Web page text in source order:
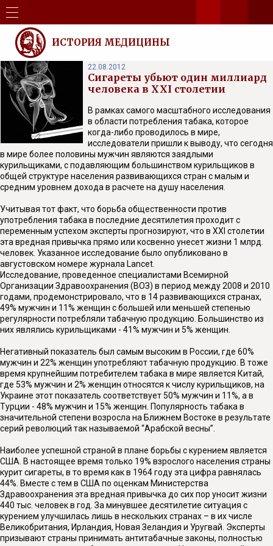
ИСТОРИЯ МЕДИЦИНЫ
22.08.2012
Сигареты убьют один миллиард
человека в XXI столетии
В рамках самого масштабного исследования
в области потребления табака, которое
когда-либо проводилось в мире,
исследователи пришли к выводу, что сегодня
в мире более половины мужчин являются заядлыми
курильщиками, с подавляющим большинством курильщиков в
общей структуре населения развивающихся стран с малым и
средним уровнем дохода в расчете на душу населения.
Учитывая тот факт, что борьба общественности против
употребления табака в последние десятилетия проходит с
переменным успехом эксперты прогнозируют, что в XXI столетии
эта вредная привычка прямо или косвенно унесет жизни 1 млрд.
человек. Указанное исследование было опубликовано в
августовском номере журнала Lancet.
Исследование, проведенное специалистами Всемирной
Организации Здравоохранения (ВОЗ) в период между 2008 и 2010
годами, продемонстрировало, что в 14 развивающихся странах,
49% мужчин и 11% женщин с большей или меньшей степенью
регулярности потребляли табачную продукцию. Большинство из
них являлись курильщиками - 41% мужчин и 5% женщин.
Негативный показатель был самым высоким в России, где 60%
мужчин и 22% женщин употребляют табачную продукцию. В тоже
время крупнейшим потребителем табака в мире является Китай,
где 53% мужчин и 2% женщин относятся к числу курильщиков, на
Украине этот показатель соответствует 50% мужчин и 11%, а в
Турции - 48% мужчин и 15% женщин. Популярность табака в
значительной степени возросла на Ближнем Востоке в результате
серий революций так называемой “Арабской весны”.
Наиболее успешной страной в плане борьбы с курением является
США. В настоящее время только 19% взрослого населения страны
курит сигареты, в то время как в 1964 году эта цифра равнялась
44%. Вместе с тем в США по оценкам Министерства
Здравоохранения эта вредная привычка до сих пор уносит жизни
440 тыс. человек в год. За минувшее десятилетие ситуация с
курением улучшилась лишь в нескольких странах – в их числе
Великобритания, Ирландия, Новая Зеландия и Уругвай. Эксперты
призывают страны принимать антитабачные законы, полностью